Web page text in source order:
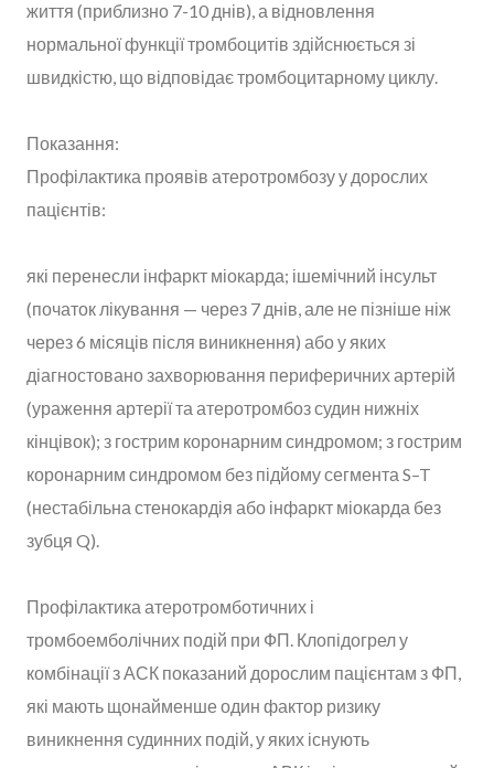
життя (приблизно 7-10 днів), а відновлення
нормальної функції тромбоцитів здійснюється зі
швидкістю, що відповідає тромбоцитарному циклу.
Показання:
Профілактика проявів атеротромбозу у дорослих
пацієнтів:
які перенесли інфаркт міокарда; ішемічний інсульт
(початок лікування — через 7 днів, але не пізніше ніж
через 6 місяців після виникнення) або у яких
діагностовано захворювання периферичних артерій
(ураження артерії та атеротромбоз судин нижніх
кінцівок); з гострим коронарним синдромом; з гострим
коронарним синдромом без підйому сегмента S–T
(нестабільна стенокардія або інфаркт міокарда без
зубця Q).
Профілактика атеротромботичних і
тромбоемболічних подій при ФП. Клопідогрел у
комбінації з АСК показаний дорослим пацієнтам з ФП,
які мають щонайменше один фактор ризику
виникнення судинних подій, у яких існують